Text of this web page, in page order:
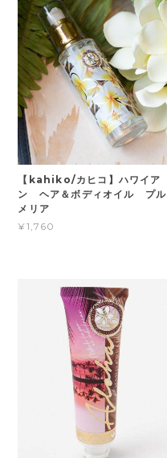
【kahiko/カヒコ】ハワイア
ン ヘア＆ボディオイル プル
メリア
¥1,760